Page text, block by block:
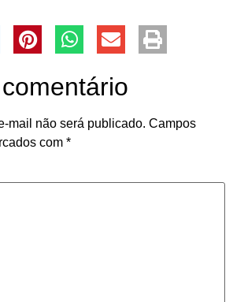
mail não será publicado. Campos
com *